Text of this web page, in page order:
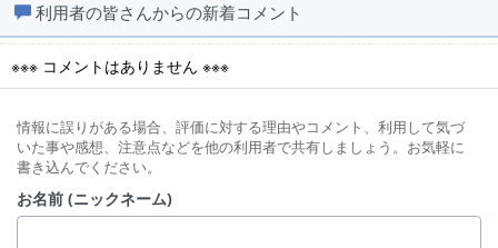
利用者の皆さんからの新着コメント
※※※ コメントはありません ※※※
情報に誤りがある場合、評価に対する理由やコメント、利用して気づ
いた事や感想、注意点などを他の利用者で共有しましょう。お気軽に
書き込んでください。
お名前 (ニックネーム)